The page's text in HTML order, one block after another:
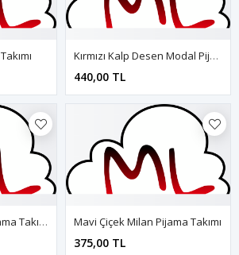
Kırmızı Kalp Desen Modal Pijama Takımı
440,00 TL
Lacivert PopCorn Pijama Takımı Mavi Çiçek Milan Pijama Takımı
375,00 TL